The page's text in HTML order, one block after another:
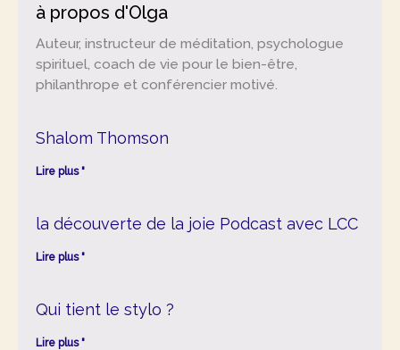
à propos d'Olga
Auteur, instructeur de méditation, psychologue
spirituel, coach de vie pour le bien-être,
philanthrope et conférencier motivé.
Shalom Thomson
Lire plus "
la découverte de la joie Podcast avec LCC
Lire plus "
Qui tient le stylo ?
Lire plus "